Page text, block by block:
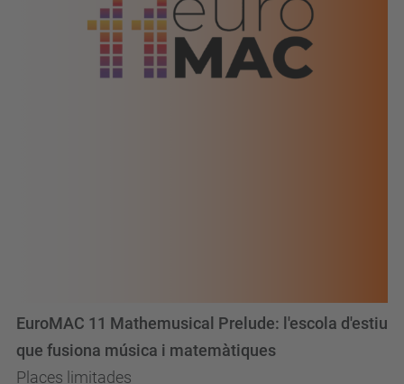
Places limitades
EuroMAC 11 Mathemusical Prelude: l'escola d'estiu
que fusiona música i matemàtiques